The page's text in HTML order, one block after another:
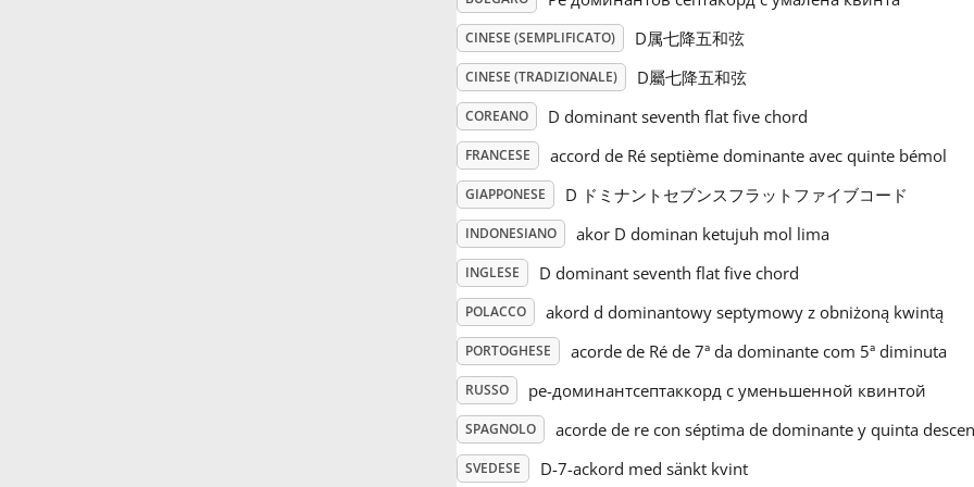
CINESE (SEMPLIFICATO) D属七降五和弦
CINESE (TRADIZIONALE) D屬七降五和弦
COREANO D dominant seventh flat five chord
FRANCESE accord de Ré septième dominante avec quinte bémol
GIAPPONESE D ドミナントセブンスフラットファイブコード
INDONESIANO akor D dominan ketujuh mol lima
INGLESE D dominant seventh flat five chord
POLACCO akord d dominantowy septymowy z obniżoną kwintą
PORTOGHESE acorde de Ré de 7ª da dominante com 5ª diminuta
RUSSO ре-доминантсептаккорд с уменьшенной квинтой
SPAGNOLO acorde de re con séptima de dominante y quinta
SVEDESE D-7-ackord med sänkt kvint